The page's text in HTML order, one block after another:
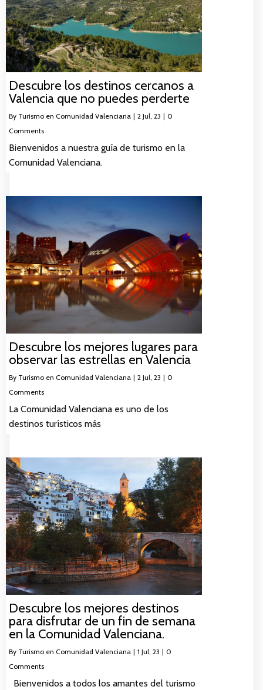
Descubre los destinos cercanos a
Valencia que no puedes perderte
By Turismo en Comunidad Valenciana | 2 Jul, 23 | 0
Comments
Bienvenidos a nuestra guía de turismo en la
Comunidad Valenciana.
Descubre los mejores lugares para
observar las estrellas en Valencia
By Turismo en Comunidad Valenciana | 2 Jul, 23 | 0
Comments
La Comunidad Valenciana es uno de los
destinos turísticos más
Descubre los mejores destinos
para disfrutar de un fin de semana
en la Comunidad Valenciana.
By Turismo en Comunidad Valenciana | 1 Jul, 23 | 0
Comments
Bienvenidos a todos los amantes del turismo